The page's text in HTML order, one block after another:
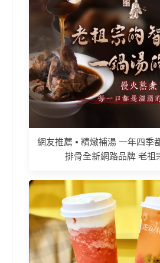
網友推薦 • 精燉補湯 一年四季
排骨全新網路品牌 老祖